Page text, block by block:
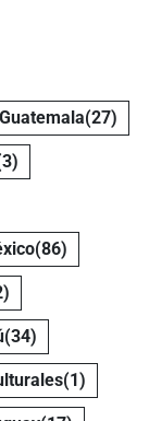
Guatemala(27)
(86)
(34)
(1)